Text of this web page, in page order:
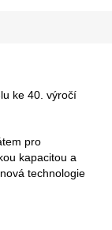
ke 40. výročí
pro
kapacitou a
technologie